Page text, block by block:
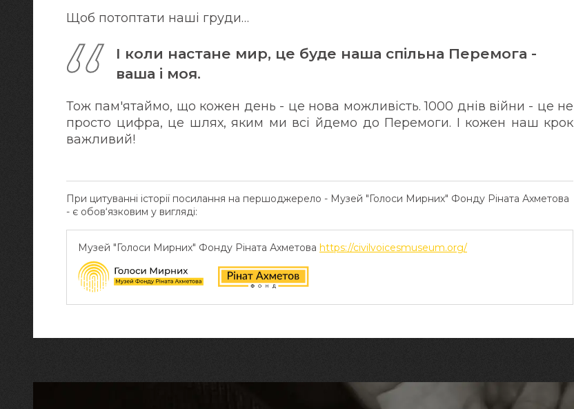
Щоб потоптати наші груди…
І коли настане мир, це буде наша спільна Перемога -
ваша і моя.
Тож пам'ятаймо, що кожен день - це нова можливість. 1000 днів війни - це не
просто цифра, це шлях, яким ми всі йдемо до Перемоги. І кожен наш крок
важливий!
При цитуванні історії посилання на першоджерело - Музей "Голоси Мирних" Фонду Ріната Ахметова
- є обов‘язковим у вигляді:
Музей "Голоси Мирних" Фонду Ріната Ахметова https://civilvoicesmuseum.org/